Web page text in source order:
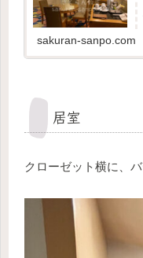
sakuran-sanpo.com
居室
クローゼット横に、